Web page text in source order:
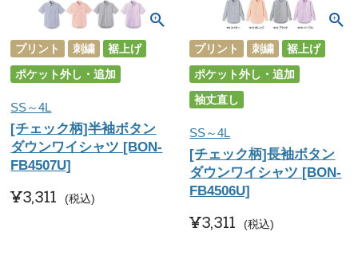
プリント 刺繍
裾上げ
ポケット外し・追加
SS～4L
[チェック柄]半袖ボタン
ダウンワイシャツ [BON-
FB4507U]
¥3,311 税込
プリント 刺繍
裾上げ
ポケット外し・追加
袖丈直し
SS～4L
[チェック柄]長袖ボタン
ダウンワイシャツ [BON-
FB4506U]
¥3,311 税込